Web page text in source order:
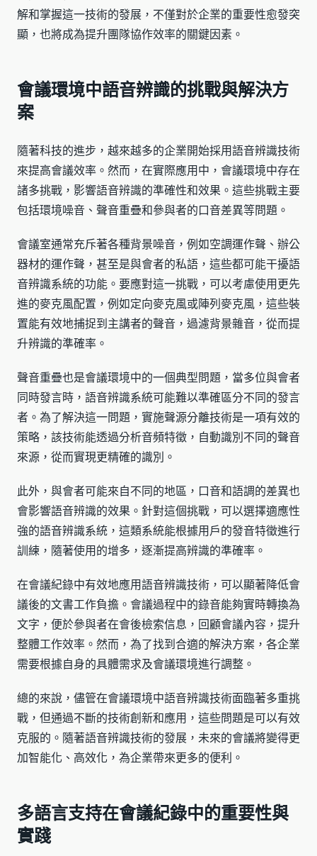
解和掌握這一技術的發展，不僅對於企業的重要性愈發突
顯，也將成為提升團隊協作效率的關鍵因素。
會議環境中語音辨識的挑戰與解決方
案
隨著科技的進步，越來越多的企業開始採用語音辨識技術
來提高會議效率。然而，在實際應用中，會議環境中存在
諸多挑戰，影響語音辨識的準確性和效果。這些挑戰主要
包括環境噪音、聲音重疊和參與者的口音差異等問題。
會議室通常充斥著各種背景噪音，例如空調運作聲、辦公
器材的運作聲，甚至是與會者的私語，這些都可能干擾語
音辨識系統的功能。要應對這一挑戰，可以考慮使用更先
進的麥克風配置，例如定向麥克風或陣列麥克風，這些裝
置能有效地捕捉到主講者的聲音，過濾背景雜音，從而提
升辨識的準確率。
聲音重疊也是會議環境中的一個典型問題，當多位與會者
同時發言時，語音辨識系統可能難以準確區分不同的發言
者。為了解決這一問題，實施聲源分離技術是一項有效的
策略，該技術能透過分析音頻特徵，自動識別不同的聲音
來源，從而實現更精確的識別。
此外，與會者可能來自不同的地區，口音和語調的差異也
會影響語音辨識的效果。針對這個挑戰，可以選擇適應性
強的語音辨識系統，這類系統能根據用戶的發音特徵進行
訓練，隨著使用的增多，逐漸提高辨識的準確率。
在會議紀錄中有效地應用語音辨識技術，可以顯著降低會
議後的文書工作負擔。會議過程中的錄音能夠實時轉換為
文字，便於參與者在會後檢索信息，回顧會議內容，提升
整體工作效率。然而，為了找到合適的解決方案，各企業
需要根據自身的具體需求及會議環境進行調整。
總的來說，儘管在會議環境中語音辨識技術面臨著多重挑
戰，但通過不斷的技術創新和應用，這些問題是可以有效
克服的。隨著語音辨識技術的發展，未來的會議將變得更
加智能化、高效化，為企業帶來更多的便利。
多語言支持在會議紀錄中的重要性與
實踐